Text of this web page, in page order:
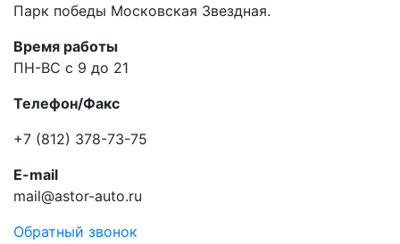
Парк победы Московская Звездная.
Время работы
ПН-ВС с 9 до 21
Телефон/Факс
+7 (812) 378-73-75
E-mail
mail@astor-auto.ru
Обратный звонок